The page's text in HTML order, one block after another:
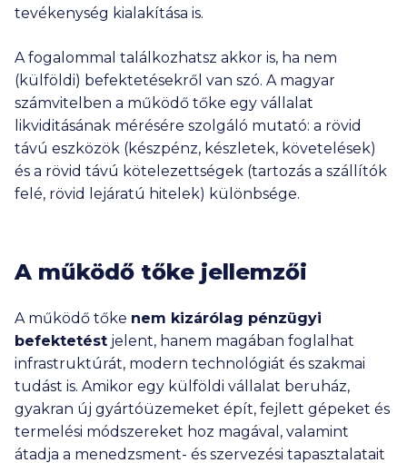
tevékenység kialakítása is.
A fogalommal találkozhatsz akkor is, ha nem
(külföldi) befektetésekről van szó. A magyar
számvitelben a működő tőke egy vállalat
likviditásának mérésére szolgáló mutató: a rövid
távú eszközök (készpénz, készletek, követelések)
és a rövid távú kötelezettségek (tartozás a szállítók
felé, rövid lejáratú hitelek) különbsége.
A működő tőke jellemzői
A működő tőke nem kizárólag pénzügyi
befektetést jelent, hanem magában foglalhat
infrastruktúrát, modern technológiát és szakmai
tudást is. Amikor egy külföldi vállalat beruház,
gyakran új gyártóüzemeket épít, fejlett gépeket és
termelési módszereket hoz magával, valamint
átadja a menedzsment- és szervezési tapasztalatait